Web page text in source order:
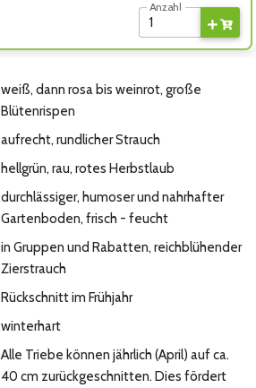
Anzahl
weiß, dann rosa bis weinrot, große
Blütenrispen
aufrecht, rundlicher Strauch
hellgrün, rau, rotes Herbstlaub
durchlässiger, humoser und nahrhafter
Gartenboden, frisch - feucht
in Gruppen und Rabatten, reichblühender
Zierstrauch
Rückschnitt im Frühjahr
winterhart
Alle Triebe können jährlich (April) auf ca.
40 cm zurückgeschnitten. Dies fördert